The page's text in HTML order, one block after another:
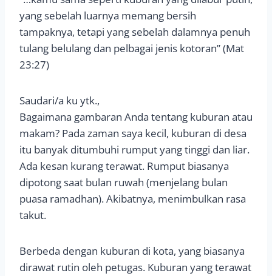
yang sebelah luarnya memang bersih
tampaknya, tetapi yang sebelah dalamnya penuh
tulang belulang dan pelbagai jenis kotoran” (Mat
23:27)
Saudari/a ku ytk.,
Bagaimana gambaran Anda tentang kuburan atau
makam? Pada zaman saya kecil, kuburan di desa
itu banyak ditumbuhi rumput yang tinggi dan liar.
Ada kesan kurang terawat. Rumput biasanya
dipotong saat bulan ruwah (menjelang bulan
puasa ramadhan). Akibatnya, menimbulkan rasa
takut.
Berbeda dengan kuburan di kota, yang biasanya
dirawat rutin oleh petugas. Kuburan yang terawat